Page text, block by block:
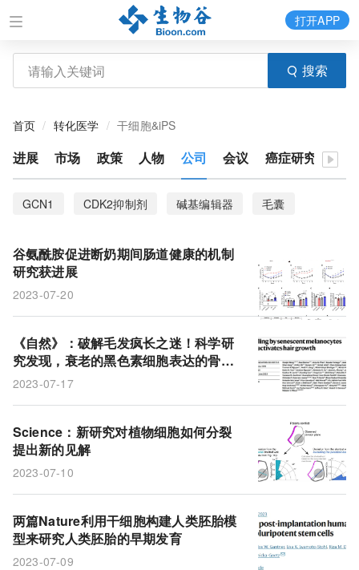
搜索
打开APP
首页 转化医学 干细胞&iPS
进展 市场 政策 人物 公司 会议 癌症研究
GCN1 CDK2抑制剂 碱基编辑器
毛囊
皮质球体
细胞骨架
胎盘
神经元 微管
谷氨酰胺促进断奶期间肠道健康的机制
研究获进展
2023-07-20
《自然》：破解毛发疯长之迷！科学研
究发现，衰老的黑色素细胞表达的骨桥
蛋白可以激活干细胞，使小鼠多毛色素
2023-07-17
Science：新研究对植物细胞如何分裂
提出新的见解
2023-07-10
两篇Nature利用干细胞构建人类胚胎模
型来研究人类胚胎的早期发育
2023-07-09